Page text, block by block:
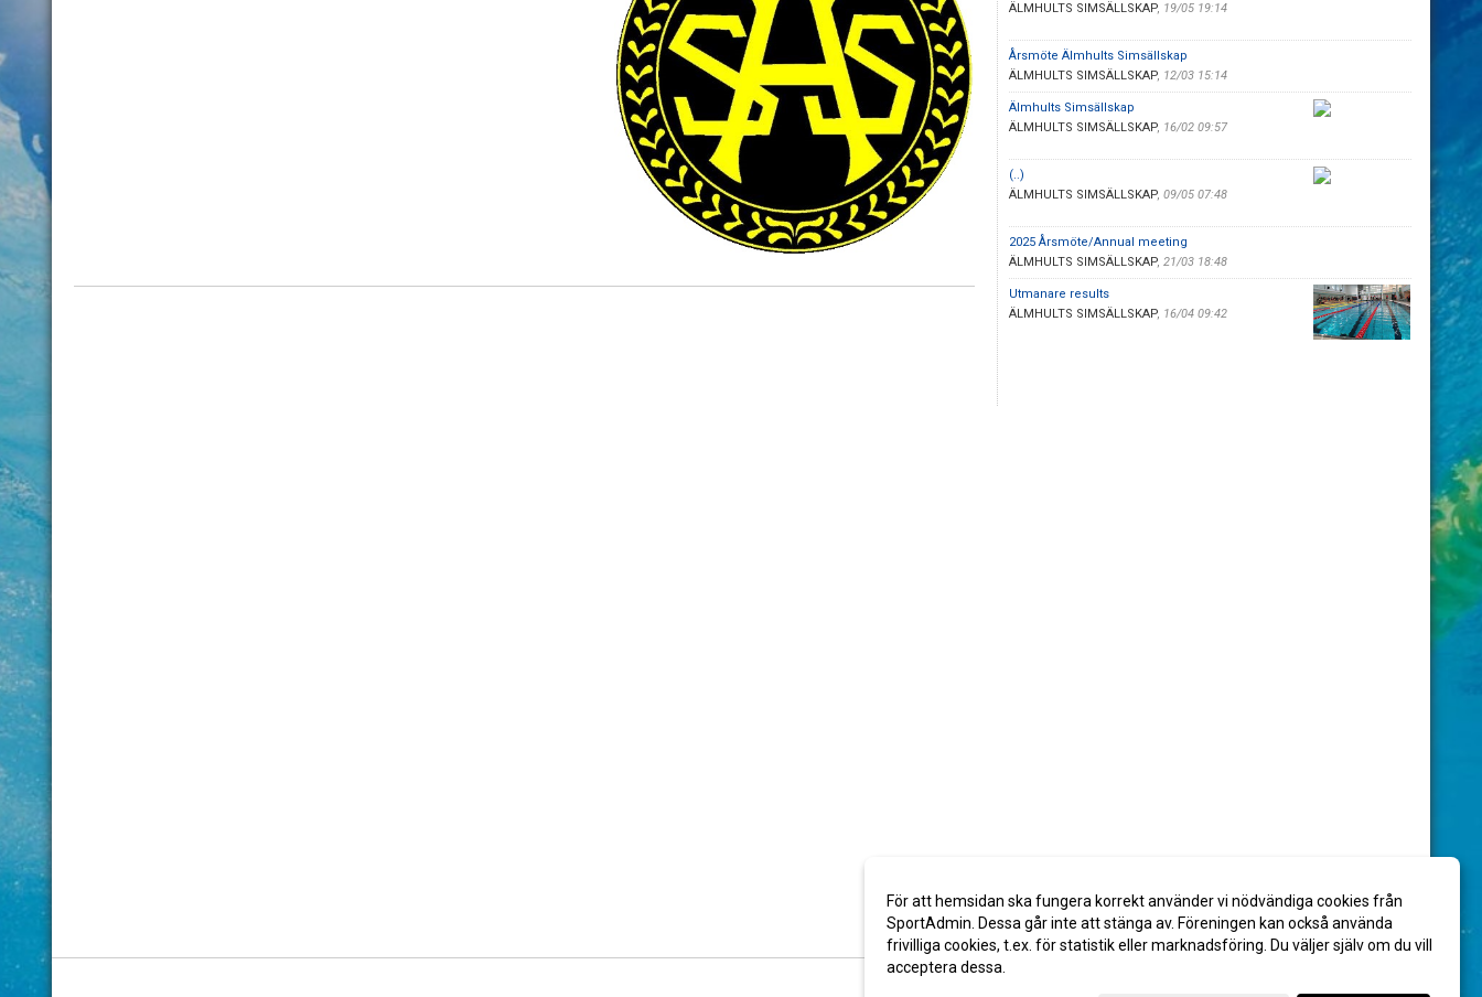
ÄLMHULTS SIMSÄLLSKAP, 19/05 19:14
Årsmöte Älmhults Simsällskap
ÄLMHULTS SIMSÄLLSKAP, 12/03 15:14
Älmhults Simsällskap
ÄLMHULTS SIMSÄLLSKAP, 16/02 09:57
(..)
ÄLMHULTS SIMSÄLLSKAP,09/05 07:48
2025 Årsmöte/Annual meeting
ÄLMHULTS SIMSÄLLSKAP,21/03 18:48
Utmanare results
ÄLMHULTS SIMSÄLLSKAP, 16/04 09:42
För att hemsidan ska fungera korrekt använder vi nödvändiga cookies från
SportAdmin. Dessa går inte att stänga av. Föreningen kan också använda
frivilliga cookies, t.ex. för statistik eller marknadsföring. Du väljer själv om du vill
acceptera dessa.